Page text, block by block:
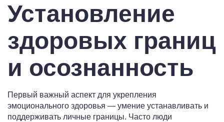
Установление
здоровых границ
и осознанность
Первый важный аспект для укрепления
эмоционального здоровья — умение устанавливать и
поддерживать личные границы. Часто люди